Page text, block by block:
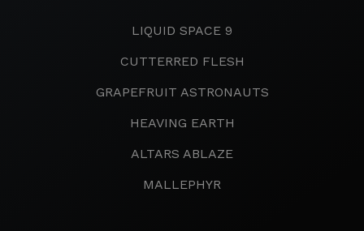
LIQUID SPACE 9
CUTTERRED FLESH
GRAPEFRUIT ASTRONAUTS
HEAVING EARTH
ALTARS ABLAZE
MALLEPHYR